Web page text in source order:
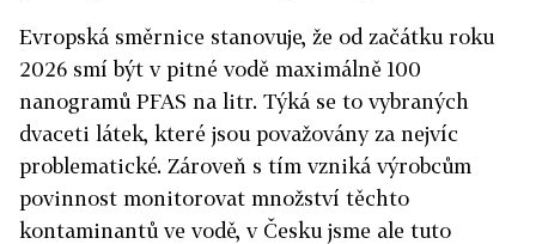
Evropská směrnice stanovuje, že od začátku roku
2026 smí být v pitné vodě maximálně 100
nanogramů PFAS na litr. Týká se to vybraných
dvaceti látek, které jsou považovány za nejvíc
problematické. Zároveň s tím vzniká výrobcům
povinnost monitorovat množství těchto
kontaminantů ve vodě, v Česku jsme ale tuto